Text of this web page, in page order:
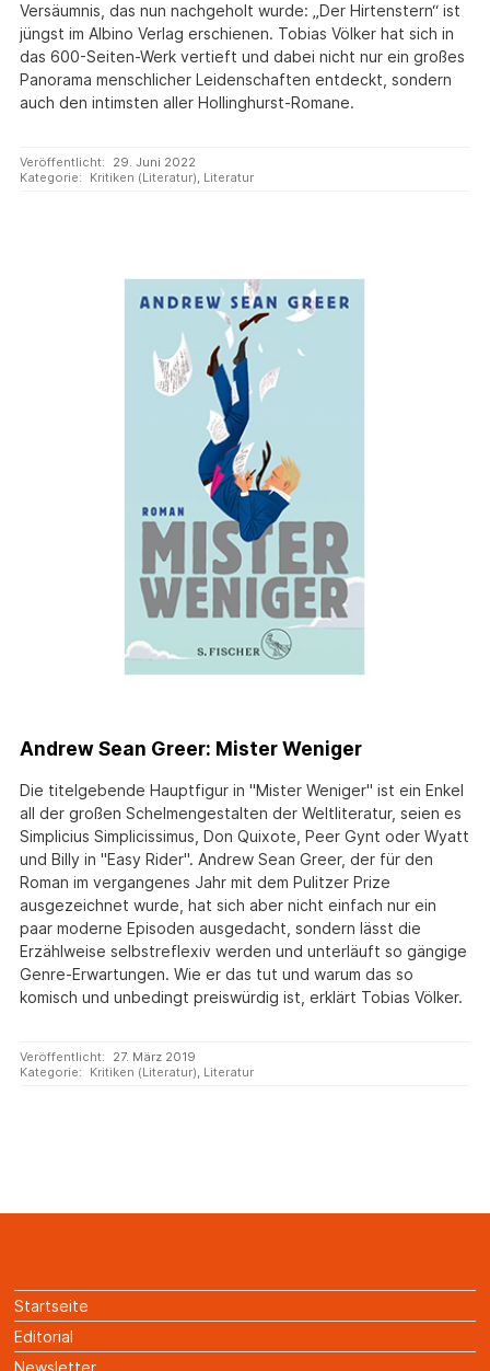
Versäumnis, das nun nachgeholt wurde: „Der Hirtenstern“ ist
jüngst im Albino Verlag erschienen. Tobias Völker hat sich in
das 600-Seiten-Werk vertieft und dabei nicht nur ein großes
Panorama menschlicher Leidenschaften entdeckt, sondern
auch den intimsten aller Hollinghurst-Romane.
Veröffentlicht:
29. Juni 2022
Kategorie:
Kritiken (Literatur), Literatur
Andrew Sean Greer: Mister Weniger
Die titelgebende Hauptfigur in "Mister Weniger" ist ein Enkel
all der großen Schelmengestalten der Weltliteratur, seien es
Simplicius Simplicissimus, Don Quixote, Peer Gynt oder Wyatt
und Billy in "Easy Rider". Andrew Sean Greer, der für den
Roman im vergangenes Jahr mit dem Pulitzer Prize
ausgezeichnet wurde, hat sich aber nicht einfach nur ein
paar moderne Episoden ausgedacht, sondern lässt die
Erzählweise selbstreflexiv werden und unterläuft so gängige
Genre-Erwartungen. Wie er das tut und warum das so
komisch und unbedingt preiswürdig ist, erklärt Tobias Völker.
Veröffentlicht:
27. März 2019
Kategorie:
Kritiken (Literatur), Literatur
Startseite
Editorial
Newsletter